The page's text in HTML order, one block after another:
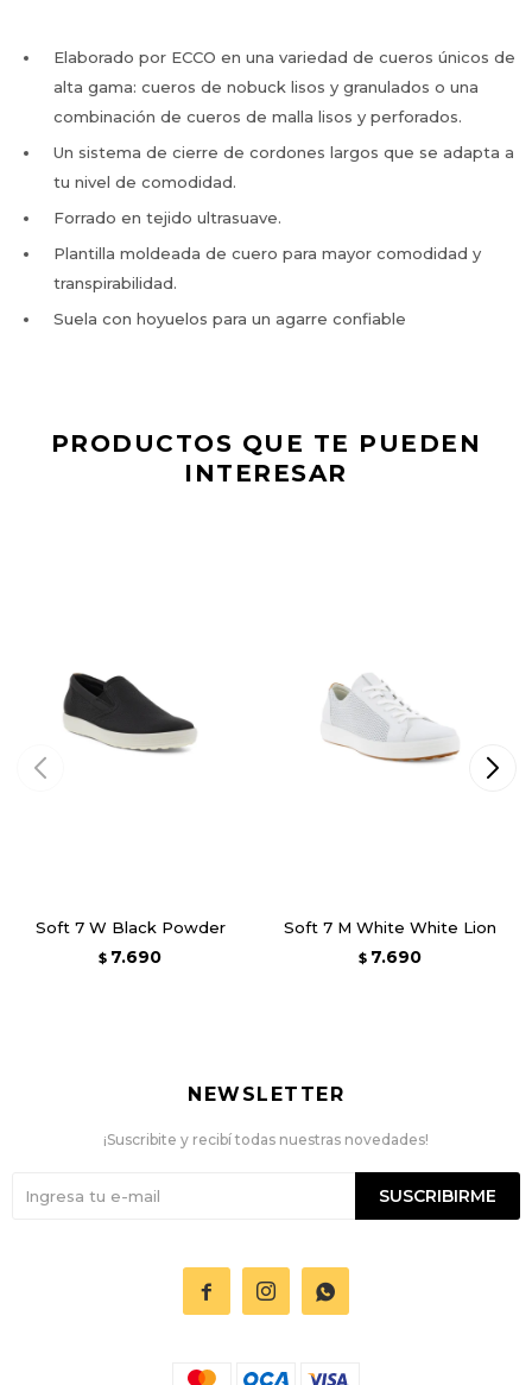
Elaborado por ECCO en una variedad de cueros únicos de
alta gama: cueros de nobuck lisos y granulados o una
combinación de cueros de malla lisos y perforados.
Un sistema de cierre de cordones largos que se adapta a
tu nivel de comodidad.
Forrado en tejido ultrasuave.
Plantilla moldeada de cuero para mayor comodidad y
transpirabilidad.
Suela con hoyuelos para un agarre confiable
PRODUCTOS QUE TE PUEDEN
INTERESAR
Soft 7 W Black Powder
$ 7.690
Soft 7 M White White Lion
$ 7.690
  
NEWSLETTER
¡Suscribite y recibí todas nuestras novedades!
SUSCRIBIRME